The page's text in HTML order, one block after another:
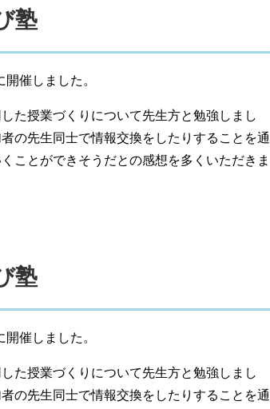
塾
催しました。
た授業づくりについて先生方と勉強しまし
の先生同士で情報交換をしたりすることを通
ことができそうだとの感想を多くいただきま
塾
催しました。
た授業づくりについて先生方と勉強しまし
の先生同士で情報交換をしたりすることを通